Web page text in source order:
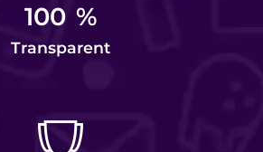
100 %
Transparent